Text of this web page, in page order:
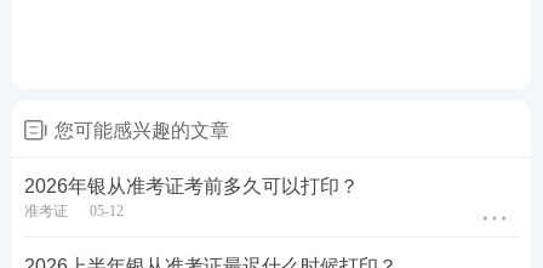
名称、考点名称、考场名称、开考时间、结束时间
以及考场地址等
。请在打印准考证时，仔细核对这
些内容，如发现信息有误，则及时联系客服人员。
您可能感兴趣的文章
2026年银从准考证考前多久可以打印？
准考证 05-12